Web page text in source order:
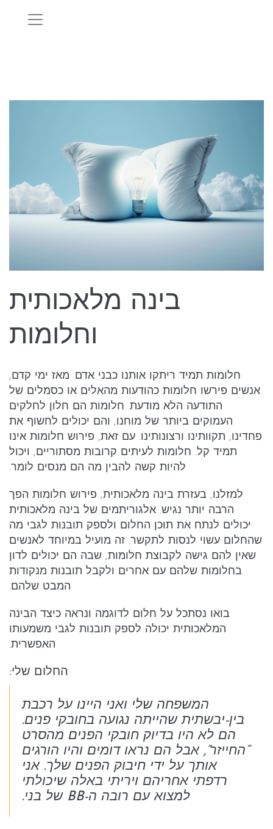
בינה מלאכותית
וחלומות
חלומות תמיד ריתקו אותנו כבני אדם. מאז ימי קדם,
אנשים פירשו חלומות כהודעות מהאלים או כסמלים של
התודעה הלא מודעת. חלומות הם חלון לחלקים
העמוקים ביותר של מוחנו, והם יכולים לחשוף את
פחדינו, תקוותינו ורצונותינו. עם זאת, פירוש חלומות אינו
תמיד קל. חלומות לעיתים קרובות מסתוריים, ויכול
להיות קשה להבין מה הם מנסים לומר.
למזלנו, בעזרת בינה מלאכותית, פירוש חלומות הפך
הרבה יותר נגיש. אלגוריתמים של בינה מלאכותית
יכולים לנתח את תוכן החלום ולספק תובנות לגבי מה
שהחלום עשוי לנסות לתקשר. זה מועיל במיוחד לאנשים
שאין להם גישה לקבוצת חלומות, שבה הם יכולים לדון
בחלומות שלהם עם אחרים ולקבל תובנות מנקודות
המבט שלהם.
בואו נסתכל על חלום לדוגמה ונראה כיצד הבינה
המלאכותית יכולה לספק תובנות לגבי משמעותו
האפשרית.
החלום שלי:
המשפחה שלי ואני היינו על רכבת
בין-יבשתית שהייתה נגועה בחובקי פנים.
הם לא היו בדיוק חובקי הפנים מהסרט
“החייזר”, אבל הם נראו דומים והיו הורגים
אותך על ידי חיבוק הפנים שלך. אני
רדפתי אחריהם ויריתי באלה שיכולתי
למצוא עם רובה ה-BB של בני.